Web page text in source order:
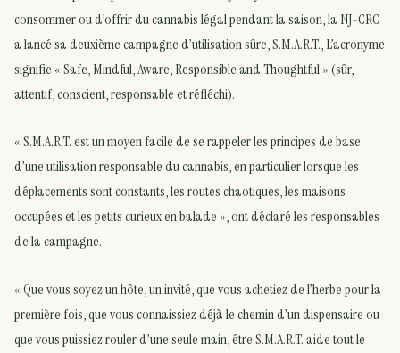
consommer ou d’offrir du cannabis légal pendant la saison, la NJ-CRC
a lancé sa deuxième campagne d’utilisation sûre, S.M.A.R.T., L’acronyme
signifie « Safe, Mindful, Aware, Responsible and Thoughtful » (sûr,
attentif, conscient, responsable et réfléchi).
« S.M.A.R.T. est un moyen facile de se rappeler les principes de base
d’une utilisation responsable du cannabis, en particulier lorsque les
déplacements sont constants, les routes chaotiques, les maisons
occupées et les petits curieux en balade », ont déclaré les responsables
de la campagne.
« Que vous soyez un hôte, un invité, que vous achetiez de l’herbe pour la
première fois, que vous connaissiez déjà le chemin d’un dispensaire ou
que vous puissiez rouler d’une seule main, être S.M.A.R.T. aide tout le